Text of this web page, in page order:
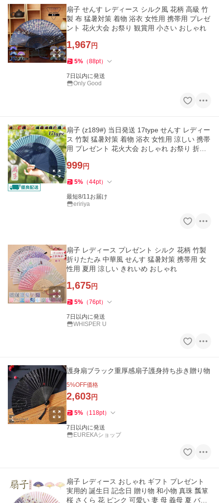
扇子 せんす レディース シルク風 花柄 高級 竹
製 布 猛暑対策 着物 浴衣 女性用 携帯用 プレゼ
ント 花火大会 お祭り 観賞用 小さい おしゃれ
1,967円
5% （88pt）
7日以内に発送
Only Good
扇子 (z189#) 当日発送 17type せんす レディー
ス 竹製 猛暑対策 着物 浴衣 女性用 涼しい 携帯
用 プレゼント 花火大会 おしゃれ お祭り 折り
999円
5% （44pt）
最短8/11お届け
eririya
扇子 レディース プレゼント シルク 花柄 竹製
折りたたみ 中華風 せんす 猛暑対策 携帯用 女
性用 夏用 涼しい きれいめ おしゃれ
1,675円
5% （76pt）
7日以内に発送
WHISPER U
護身扇ブラック重厚感扇子護身持ち歩き贈り物
5%OFF価格
2,603円
5% （ 118pt）
7日以内に発送
EUREKAショップ
扇子 レディース おしゃれ ギフト プレゼント
実用的 誕生日 記念日 贈り物 和小物 真珠 瓢箪
桜 さくら 花 ピンク 可愛い 妻 母 義母 夏 バー